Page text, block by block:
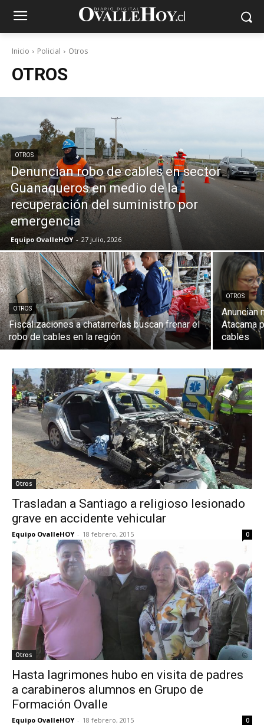
Inicio Policial Otros
OTROS
OTROS
Denuncian robo de cables en sector
Guanaqueros en medio de la
recuperación del suministro por
emergencia
Equipo OvalleHOY - 27 julio, 2026
OTROS
Fiscalizaciones a chatarrerías buscan frenar el
robo de cables en la región
OTROS
Anuncian
Atacama
cables
Otros
Trasladan a Santiago a religioso lesionado
grave en accidente vehicular
Equipo OvalleHOY - 18 febrero, 2015 0
Otros
Hasta lagrimones hubo en visita de padres
a carabineros alumnos en Grupo de
Formación Ovalle
Equipo OvalleHOY - 18 febrero, 2015 0